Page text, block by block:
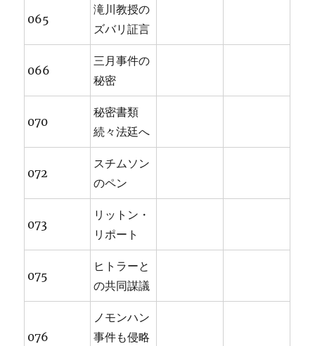
065
滝川教授の
ズバリ証言
066
三月事件の
秘密
070
秘密書類
続々法廷へ
072
スチムソン
のペン
073
リットン・
リポート
075
ヒトラーと
の共同謀議
076
ノモンハン
事件も侵略